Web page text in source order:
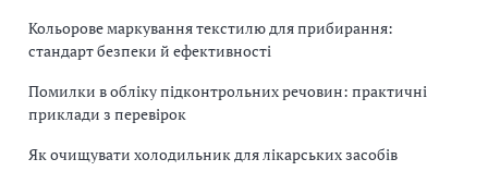
Кольорове маркування текстилю для прибирання:
стандарт безпеки й ефективності
Помилки в обліку підконтрольних речовин: практичні
приклади з перевірок
Як очищувати холодильник для лікарських засобів